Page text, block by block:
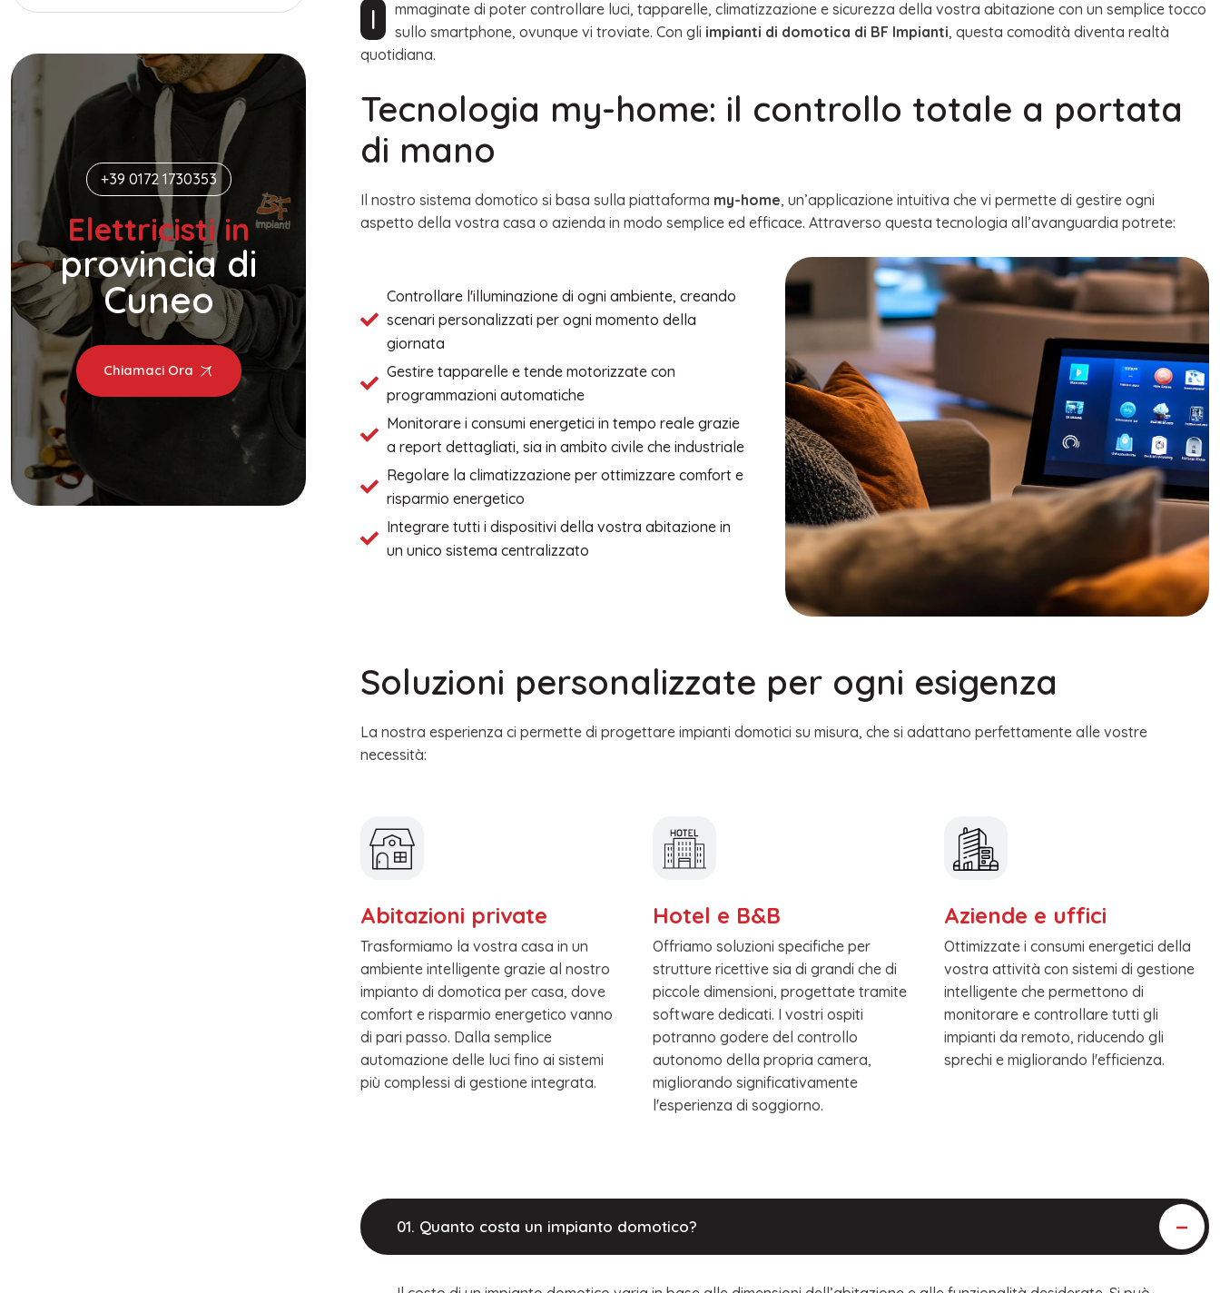
Immaginate di poter controllare luci, tapparelle, climatizzazione e sicurezza della vostra abitazione con un semplice tocco sullo smartphone, ovunque vi troviate. Con gli impianti di domotica di BF Impianti, questa comodità diventa realtà
quotidiana.
Tecnologia my-home: il controllo totale a portata
di mano
Il nostro sistema domotico si basa sulla piattaforma my-home, un’applicazione intuitiva che vi permette di gestire ogni
aspetto della vostra casa o azienda in modo semplice ed efficace. Attraverso questa tecnologia all’avanguardia potrete:
Controllare l'illuminazione di ogni ambiente, creando
scenari personalizzati per ogni momento della
giornata
Gestire tapparelle e tende motorizzate con
programmazioni automatiche
Monitorare i consumi energetici in tempo reale grazie
a report dettagliati, sia in ambito civile che industriale
Regolare la climatizzazione per ottimizzare comfort e
risparmio energetico
Integrare tutti i dispositivi della vostra abitazione in
un unico sistema centralizzato
Soluzioni personalizzate per ogni esigenza
La nostra esperienza ci permette di progettare impianti domotici su misura, che si adattano perfettamente alle vostre
necessità:
Abitazioni private
Trasformiamo la vostra casa in un
ambiente intelligente grazie al nostro
impianto di domotica per casa, dove
comfort e risparmio energetico vanno
di pari passo. Dalla semplice
automazione delle luci fino ai sistemi
più complessi di gestione integrata.
Hotel e B&B
Offriamo soluzioni specifiche per
strutture ricettive sia di grandi che di
piccole dimensioni, progettate tramite
software dedicati. I vostri ospiti
potranno godere del controllo
autonomo della propria camera,
migliorando significativamente
l'esperienza di soggiorno.
Aziende e uffici
Ottimizzate i consumi energetici della
vostra attività con sistemi di gestione
intelligente che permettono di
monitorare e controllare tutti gli
impianti da remoto, riducendo gli
sprechi e migliorando l'efficienza.
01. Quanto costa un impianto domotico?
+39 0172 1730353
Elettricisti in
provincia di
Cuneo
Chiamaci Ora